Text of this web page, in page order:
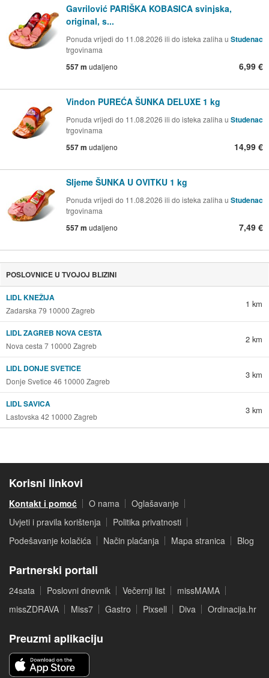
Gavrilović PARIŠKA KOBASICA svinjska,
original, s...
Ponuda vrijedi do 11.08.2026 ili do isteka zaliha u Studenac
trgovinama
557 m udaljeno 6,99 €
Vindon PUREĆA ŠUNKA DELUXE 1 kg
Ponuda vrijedi do 11.08.2026 ili do isteka zaliha u Studenac
trgovinama
557 m udaljeno 14,99 €
Sljeme ŠUNKA U OVITKU 1 kg
Ponuda vrijedi do 11.08.2026 ili do isteka zaliha u Studenac
trgovinama
557 m udaljeno 7,49 €
POSLOVNICE U TVOJOJ BLIZINI
LIDL KNEŽIJA
Zadarska 79 10000 Zagreb
1 km
LIDL ZAGREB NOVA CESTA
Nova cesta 7 10000 Zagreb
2 km
LIDL DONJE SVETICE
Donje Svetice 46 10000 Zagreb
3 km
LIDL SAVICA
Lastovska 42 10000 Zagreb
3 km
Korisni linkovi
Kontakt i pomoć O nama
Oglašavanje
Uvjeti i pravila korištenja
Politika privatnosti
Podešavanje kolačića
Način plaćanja Mapa stranica Blog
Partnerski portali
24sata Poslovni dnevnik Večernji list
missMAMA
missZDRAVA
Miss7 Gastro Pixsell Diva Ordinacija.hr
Preuzmi aplikaciju